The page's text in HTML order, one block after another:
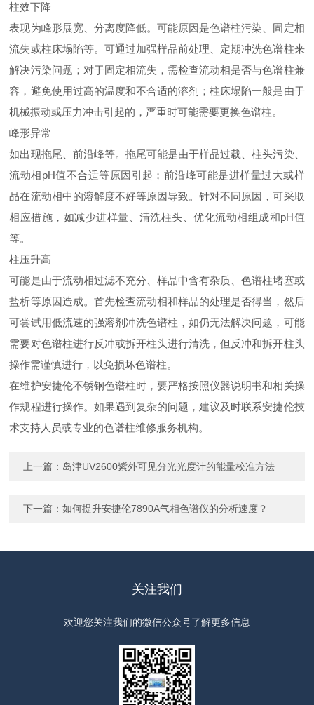
柱效下降
表现为峰形展宽、分离度降低。可能原因是色谱柱污染、固定相
流失或柱床塌陷等。可通过加强样品前处理、定期冲洗色谱柱来
解决污染问题；对于固定相流失，需检查流动相是否与色谱柱兼
容，避免使用过高的温度和不合适的溶剂；柱床塌陷一般是由于
机械振动或压力冲击引起的，严重时可能需要更换色谱柱。
峰形异常
如出现拖尾、前沿峰等。拖尾可能是由于样品过载、柱头污染、
流动相pH值不合适等原因引起；前沿峰可能是进样量过大或样
品在流动相中的溶解度不好等原因导致。针对不同原因，可采取
相应措施，如减少进样量、清洗柱头、优化流动相组成和pH值
等。
柱压升高
可能是由于流动相过滤不充分、样品中含有杂质、色谱柱堵塞或
盐析等原因造成。首先检查流动相和样品的处理是否得当，然后
可尝试用低流速的强溶剂冲洗色谱柱，如仍无法解决问题，可能
需要对色谱柱进行反冲或拆开柱头进行清洗，但反冲和拆开柱头
操作需谨慎进行，以免损坏色谱柱。
在维护安捷伦不锈钢色谱柱时，要严格按照仪器说明书和相关操
作规程进行操作。如果遇到复杂的问题，建议及时联系安捷伦技
术支持人员或专业的色谱柱维修服务机构。
上一篇： 岛津UV2600紫外可见分光光度计的能量校准方法
下一篇：如何提升安捷伦7890A气相色谱仪的分析速度？
关注我们
欢迎您关注我们的微信公众号了解更多信息